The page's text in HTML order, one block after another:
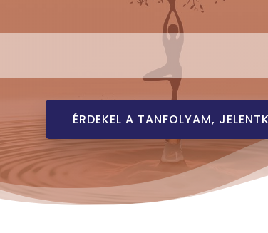
ÉRDEKEL A TANFOLYAM,